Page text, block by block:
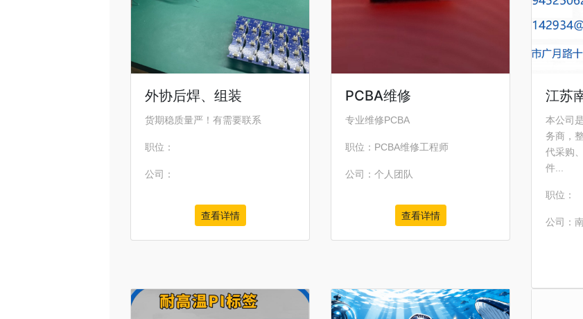
外协后焊、组装
货期稳质量严！有需要联系
职位：
公司：
查看详情
PCBA维修
专业维修PCBA
职位：PCBA维修工程师
公司：个人团队
查看详情
江苏
本公司
务商，
代采购
件...
职位：
公司：